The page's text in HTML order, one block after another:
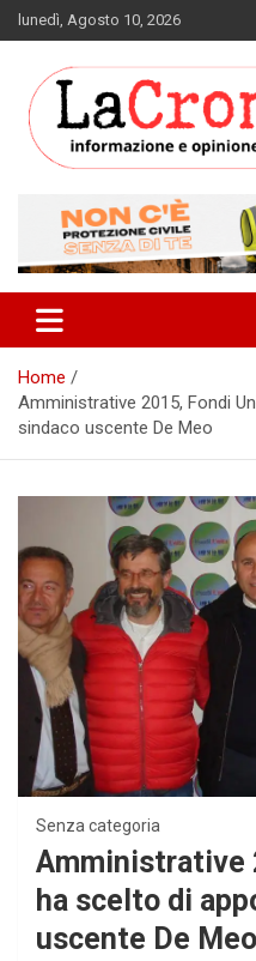
Skip
to
lunedì, Agosto 10, 2026
La Cronaca
Home
Amministrative 2015, Fondi
sindaco uscente De Meo
Senza categoria
Amministrative
ha scelto di
uscente De Meo